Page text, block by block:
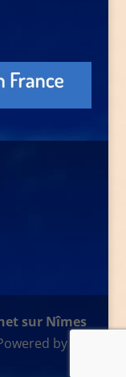
sur Nîmes
by